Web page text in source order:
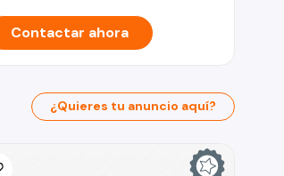
Contactar ahora
¿Quieres tu anuncio aquí?